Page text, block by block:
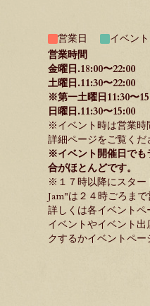
営業日 イベント
営業時間
金曜日.18:00〜22:00
土曜日.11:30〜22:00
※第一土曜日11:30〜
日曜日.11:30〜15:00
※イベント時は営業時
詳細ページをご覧くだ
※イベント開催日でも
合がほとんどです。
※１７時以降にスター
Jam"は２４時ごろまで
詳しくは各イベントペ
イベントやイベント
クするかイベントペー